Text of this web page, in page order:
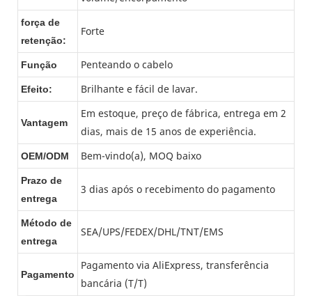
força de
retenção:
Forte
Função Penteando o cabelo
Efeito: Brilhante e fácil de lavar.
Vantagem
Em estoque, preço de fábrica, entrega em 2
dias, mais de 15 anos de experiência.
OEM/ODM Bem-vindo(a), MOQ baixo
Prazo de
entrega
3 dias após o recebimento do pagamento
Método de
entrega
SEA/UPS/FEDEX/DHL/TNT/EMS
Pagamento
Pagamento via AliExpress, transferência
bancária (T/T)